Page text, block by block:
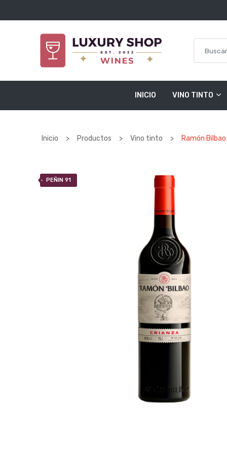
INICIO VINO TINTO
Inicio > Productos > Vino tinto > Ramón
PEÑIN 91